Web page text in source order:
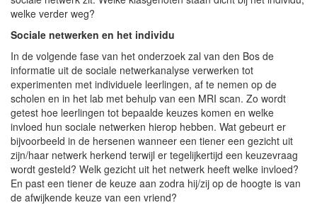
welke verder weg?
Sociale netwerken en het individu
In de volgende fase van het onderzoek zal van den Bos de
informatie uit de sociale netwerkanalyse verwerken tot
experimenten met individuele leerlingen, af te nemen op de
scholen en in het lab met behulp van een MRI scan. Zo wordt
getest hoe leerlingen tot bepaalde keuzes komen en welke
invloed hun sociale netwerken hierop hebben. Wat gebeurt er
bijvoorbeeld in de hersenen wanneer een tiener een gezicht uit
zijn/haar netwerk herkend terwijl er tegelijkertijd een keuzevraag
wordt gesteld? Welk gezicht uit het netwerk heeft welke invloed?
En past een tiener de keuze aan zodra hij/zij op de hoogte is van
de afwijkende keuze van een vriend?